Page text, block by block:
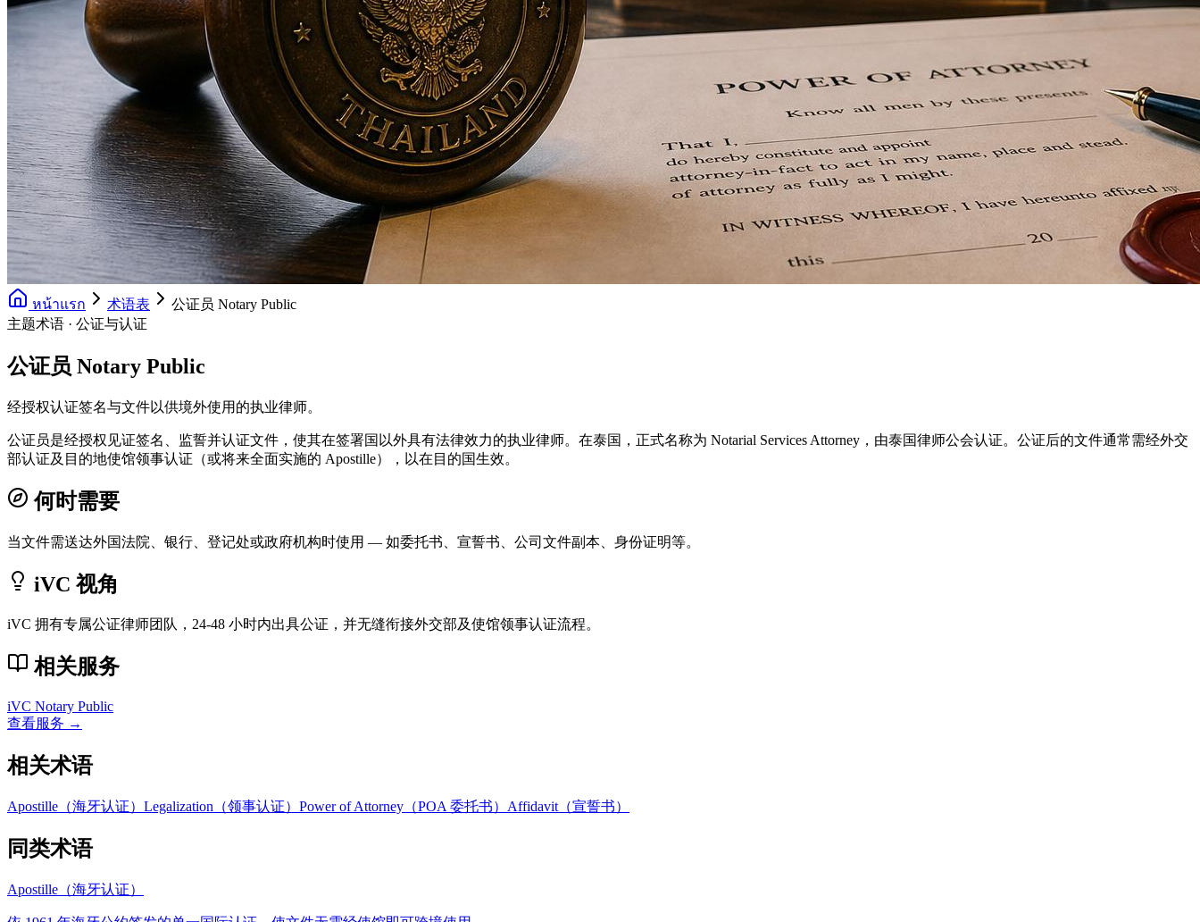
หน้าแรก 术语表
公证员 Notary Public
主题术语 · 公证与认证
公证员 Notary Public
经授权认证签名与文件以供境外使用的执业律师。
公证员是经授权见证签名、监誓并认证文件，使其在签署国以外具有法律效力的执业律师。在泰国，正式名称为 Notarial Services Attorney，由泰国律师公会认证。公证后的文件通常需经外交
部认证及目的地使馆领事认证（或将来全面实施的 Apostille），以在目的国生效。
何时需要
当文件需送达外国法院、银行、登记处或政府机构时使用 — 如委托书、宣誓书、公司文件副本、身份证明等。
iVC 视角
iVC 拥有专属公证律师团队，24-48 小时内出具公证，并无缝衔接外交部及使馆领事认证流程。
相关服务
iVC Notary Public
查看服务 →
相关术语
Apostille（海牙认证） Legalization（领事认证） Power of Attorney（POA 委托书） Affidavit（宣誓书）
同类术语
Apostille（海牙认证）